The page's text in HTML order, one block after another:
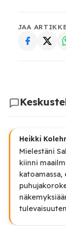
JAA
Heikki
Mielestäni
kiinni